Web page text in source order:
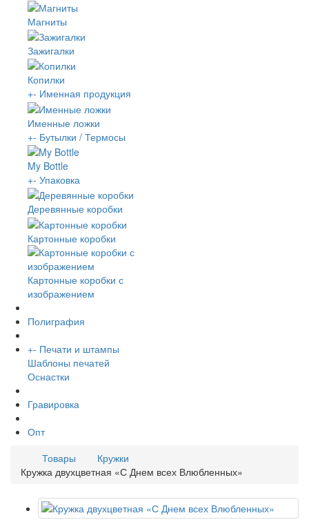
Магниты
Зажигалки
Копилки
+- Именная продукция
Именные ложки
+- Бутылки / Термосы
My Bottle
+- Упаковка
Деревянные коробки
Картонные коробки
Картонные коробки с
изображением
Полиграфия
+- Печати и штампы
Шаблоны печатей
Оснастки
Гравировка
Опт
Товары
Кружки
Кружка двухцветная «С Днем всех Влюбленных»